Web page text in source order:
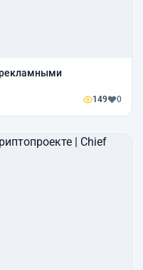
рекламными
149 0